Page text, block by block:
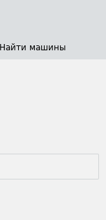
Найти машины